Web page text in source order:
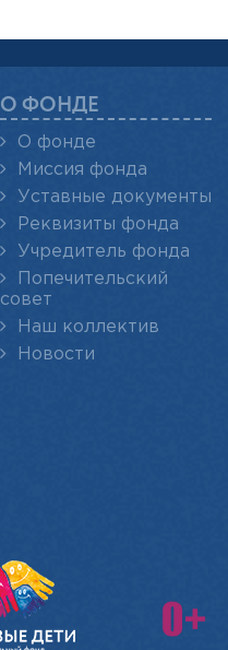
О ФОНДЕ
О фонде
Миссия фонда
Уставные документы
Реквизиты фонда
Учредитель фонда
Попечительский
совет
Наш коллектив
Новости